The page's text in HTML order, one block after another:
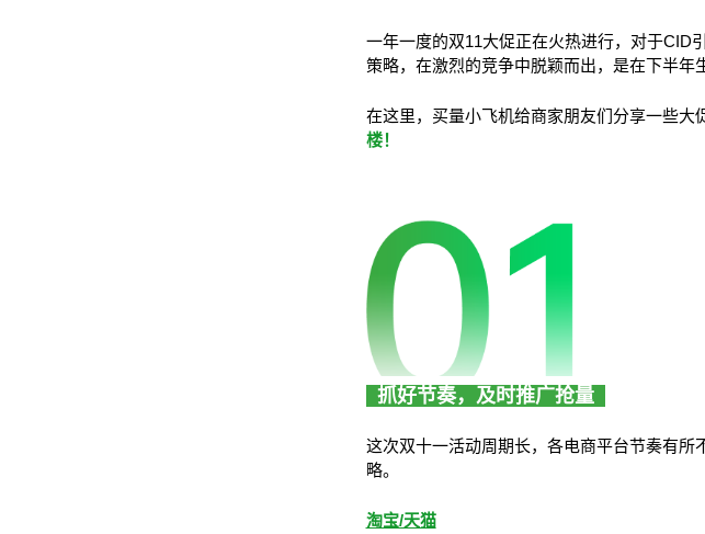
一年一度的双11大促正在火热进行，对于CID
策略，在激烈的竞争中脱颖而出，是在下半年
在这里，买量小飞机给商家朋友们分享一些大
楼！
抓好节奏，及时推广抢量
这次双十一活动周期长，各电商平台节奏有
略。
淘宝/天猫